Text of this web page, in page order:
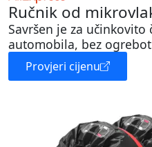
Ručnik od
Savršen je za učinkovito
automobila, bez
Provjeri cijenu